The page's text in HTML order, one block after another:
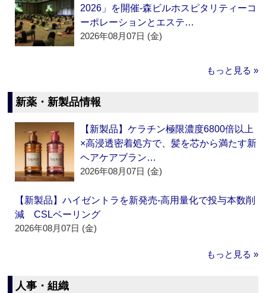
2026」を開催‐森ビルホスピタリティーコ
ーポレーションとエステ…
2026年08月07日 (金)
もっと見る »
新薬・新製品情報
【新製品】ケラチン極限濃度6800倍以上
×高浸透密着処方で、髪を芯から満たす新
ヘアケアブラン…
2026年08月07日 (金)
【新製品】ハイゼントラを新発売‐高用量化で投与本数削
減 CSLベーリング
2026年08月07日 (金)
もっと見る »
人事・組織